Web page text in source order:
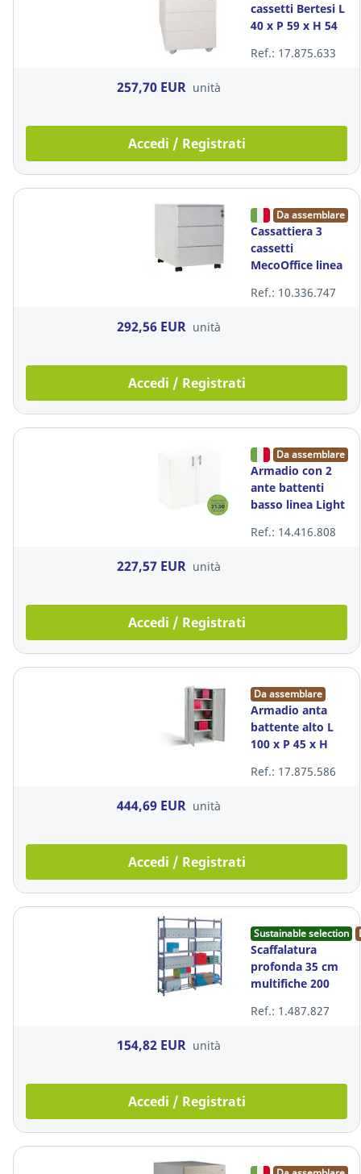
cassetti Bertesi L
40 x P 59 x H 54
Ref.: 17.875.633
257,70 EUR unità
Accedi / Registrati
Da assemblare
Cassattiera 3
cassetti
MecoOffice linea
L42xP54xH54 cm
Ref.: 10.336.747
292,56 EUR unità
Accedi / Registrati
Da assemblare
Armadio con 2
ante battenti
basso linea Light
bianco
Ref.: 14.416.808
227,57 EUR unità
Accedi / Registrati
Da assemblare
Armadio anta
battente alto L
100 x P 45 x H
Ref.: 17.875.586
444,69 EUR unità
Accedi / Registrati
Sustainable selection
Scaffalatura
profonda 35 cm
multifiche 200
Ref.: 1.487.827
154,82 EUR unità
Accedi / Registrati